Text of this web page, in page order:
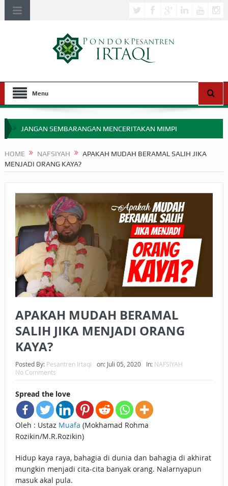
Menu
JANGAN SEMBARANGAN MENCERITAKAN MIMPI
MIMPI YANG DIABAIKAN MENJELANG PERANG BADAR
SEBELUM TIBA SAAT WAJIB?
HAKIKAT NIKMAT DI DUNIA!
BAGAIMANA CARA MEMBAYAR ZAKAT UANG?
UANG HARAM BISA MENJADI HALAL JIKA SEBAB
KEPEMILIKANNYA BERUBAH
HUKUM MEMBAYAR ZAKAT DENGAN CARA MENGANGSUR
HUKUM MEMBAYAR ZAKAT KEPADA KERABAT SENDIRI
HOME NAFSIYAH
APAKAH MUDAH BERAMAL SALIH JIKA
MENJADI ORANG KAYA?
APAKAH MUDAH BERAMAL
SALIH JIKA MENJADI ORANG
KAYA?
Posted By: Pesantren Irtaqi on: Juli 05, 2020 In: NAFSIYAH
No Comments
Spread the love
Oleh : Ustaz Muafa (Mokhamad Rohma
Rozikin/M.R.Rozikin)
Hidup kaya raya, bahagia di dunia dan bahagia di akhirat
mungkin menjadi cita-cita banyak orang. Nalarnyapun
masuk akal pula.